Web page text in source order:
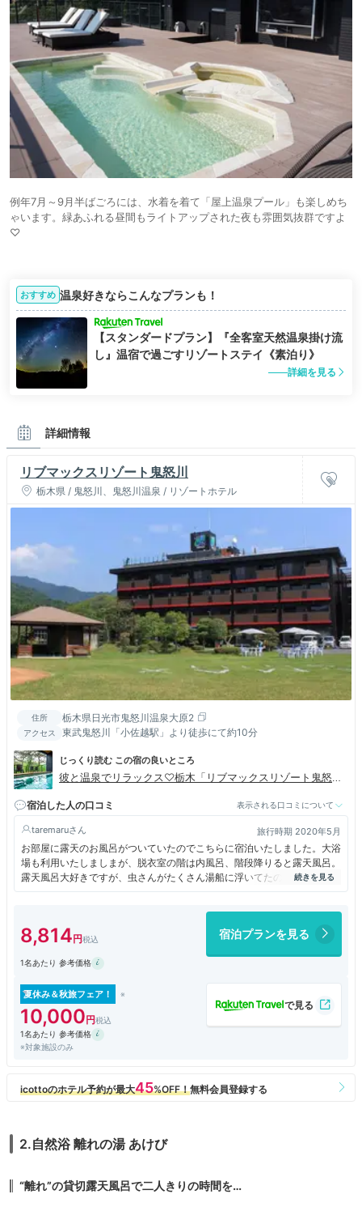
例年7月～9月半ばごろには、水着を着て「屋上温泉プール」も楽しめち
ゃいます。緑あふれる昼間もライトアップされた夜も雰囲気抜群ですよ
♡
おすすめ 温泉好きならこんなプランも！
【スタンダードプラン】『全客室天然温泉掛け流
し』温宿で過ごすリゾートステイ《素泊り》
詳細を見る
詳細情報
リブマックスリゾート鬼怒川
栃木県 / 鬼怒川、鬼怒川温泉 / リゾートホテル
住所 栃木県日光市鬼怒川温泉大原2
アクセス 東武鬼怒川「小佐越駅」より徒歩にて約10分
じっくり読む この宿の良いところ
彼と温泉でリラックス♡栃木「リブマックスリゾート鬼怒
宿泊した人の口コミ 表示される口コミについて
taremaru 旅行時期 2020年5月
お部屋に露天のお風呂がついていたのでこちらに宿泊いたしました。大浴
場も利用いたしましまが、脱衣室の階は内風呂、階段降りると露天風呂。
露天風呂大好きですが、虫さんがたくさん湯船に浮いてたのと、温度がぬ
るすぎて入っていられませんでした。内風呂も、露天風呂も男女別です
食事は朝夜ともに、時期的ならものがあり、バイキングではありませんで
した。食事無しにして、外食が良かったかもしれません。
入口に下駄箱があり、日帰り入浴施設のような感じです。
お部屋の露天風呂以外は魅力的なものはありませんでしたが、フロントの
方は色々気遣っていただき感謝してます。
8,814 宿泊プランを見る
1名あたり 参考価格
夏休み＆秋旅フェア！
10,000
1名あたり 参考価格
※対象施設のみ
2.自然浴 離れの湯 あけび
“離れ”の貸切露天風呂で二人きりの時間を…